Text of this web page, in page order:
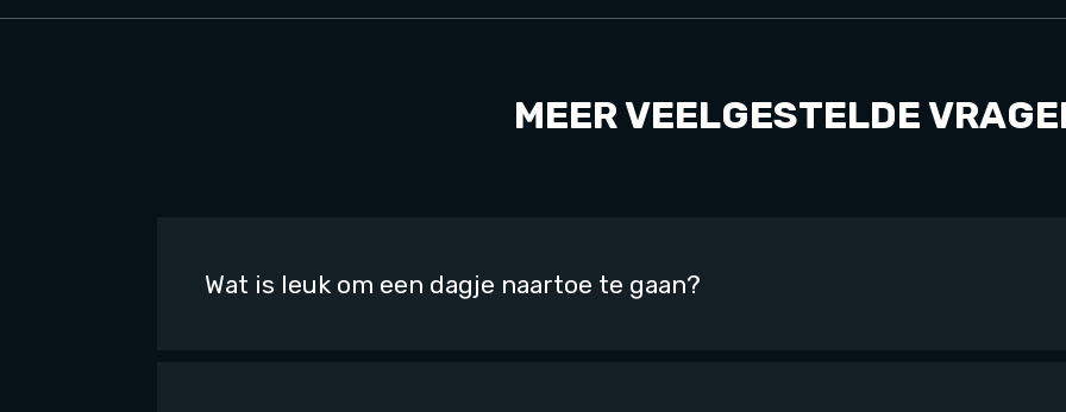
MEER VEELGESTELDE
Wat is leuk om een dagje naartoe te gaan?